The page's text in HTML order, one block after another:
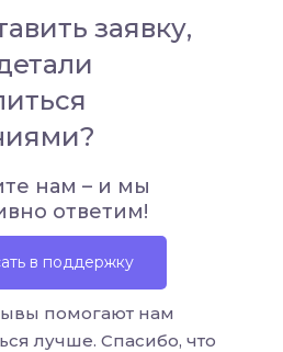
заявку,
нам – и мы
ответим!
в поддержку
помогают нам
лучше. Спасибо, что